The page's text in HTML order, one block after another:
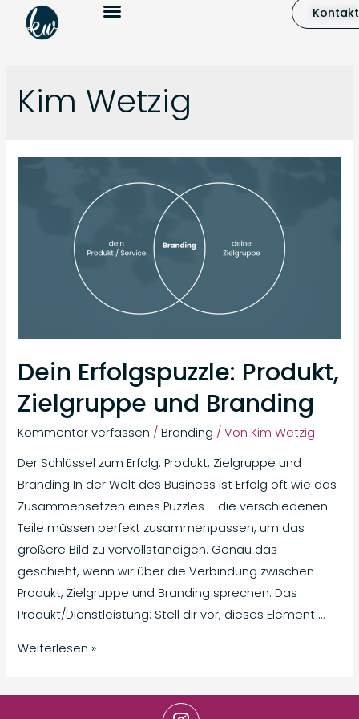
Kontakt
Kim Wetzig
Dein Erfolgspuzzle: Produkt,
Zielgruppe und Branding
Kommentar verfassen /Branding / VonKim Wetzig
Der Schlüssel zum Erfolg: Produkt, Zielgruppe und
Branding In der Welt des Business ist Erfolg oft wie das
Zusammensetzen eines Puzzles – die verschiedenen
Teile müssen perfekt zusammenpassen, um das
größere Bild zu vervollständigen. Genau das
geschieht, wenn wir über die Verbindung zwischen
Produkt, Zielgruppe und Branding sprechen. Das
Produkt/Dienstleistung: Stell dir vor, dieses Element …
Weiterlesen »